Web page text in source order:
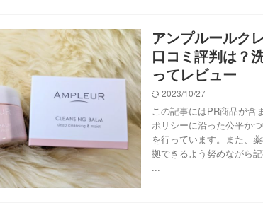
アンプルールク
口コミ評判は？
ってレビュー
2023/10/27
この記事にはPR商品が含
ポリシーに沿った公平か
を行っています。また、
拠できるよう努めながら
...